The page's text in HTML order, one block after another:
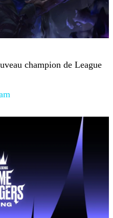
champion de League